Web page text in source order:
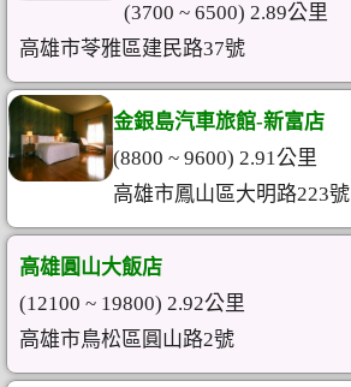
(3700 ~ 6500) 2.89公里
高雄市苓雅區建民路37號
金銀島汽車旅館-新富店
(8800 ~ 9600) 2.91公里
高雄市鳳山區大明路223號
高雄圓山大飯店
(12100 ~ 19800) 2.92公里
高雄市鳥松區圓山路2號